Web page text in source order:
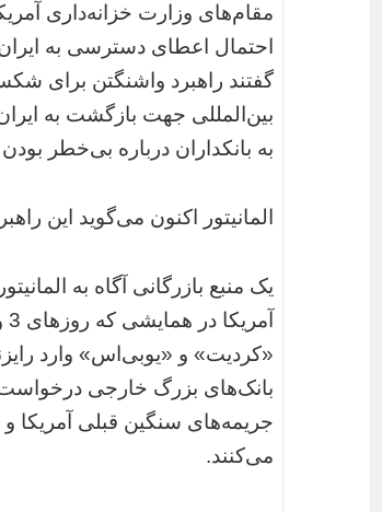
مقام‌های وزارت خزانه‌داری
احتمال اعطای دسترسی به
گفتند راهبرد واشنگتن برای
بین‌المللی جهت بازگشت به
به بانکداران درباره بی‌خطر
المانیتور اکنون می‌گوید این
یک منبع بازرگانی آگاه به
«کردیت» و «یوبی‌اس» وارد
بانک‌های بزرگ خارجی درخواست
جریمه‌های سنگین قبلی آمریکا و
می‌کنند.